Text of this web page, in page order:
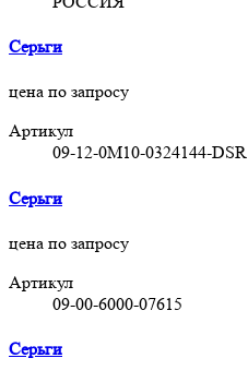
Серьги
цена по запросу
Артикул
09-12-0M10-0324144-DSR
Серьги
цена по запросу
Артикул
09-00-6000-07615
Серьги